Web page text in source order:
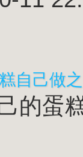
自己做
的蛋